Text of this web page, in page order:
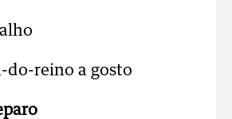
do-reino a gosto